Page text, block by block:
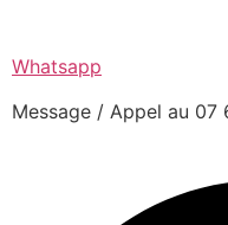
Whatsapp
Message / Appel au 07